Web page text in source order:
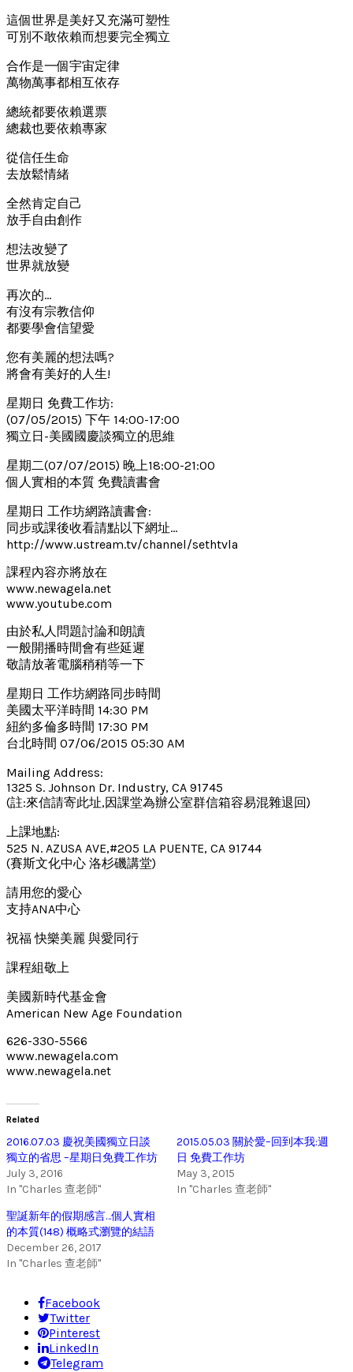
這個世界是美好又充滿可塑性
可別不敢依賴而想要完全獨立
合作是一個宇宙定律
萬物萬事都相互依存
總統都要依賴選票
總裁也要依賴專家
從信任生命
去放鬆情緒
全然肯定自己
放手自由創作
想法改變了
世界就放變
再次的…
有沒有宗教信仰
都要學會信望愛
您有美麗的想法嗎?
將會有美好的人生!
星期日 免費工作坊:
(07/05/2015) 下午 14:00-17:00
獨立日-美國國慶談獨立的思維
星期二(07/07/2015) 晚上18:00-21:00
個人實相的本質 免費讀書會
星期日 工作坊網路讀書會:
同步或課後收看請點以下網址…
http://www.ustream.tv/channel/sethtvla
課程內容亦將放在
www.newagela.net
www.youtube.com
由於私人問題討論和朗讀
一般開播時間會有些延遲
敬請放著電腦稍稍等一下
星期日 工作坊網路同步時間
美國太平洋時間 14:30 PM
紐約多倫多時間 17:30 PM
台北時間 07/06/2015 05:30 AM
Mailing Address:
1325 S. Johnson Dr. Industry, CA 91745
(註:來信請寄此址,因課堂為辦公室群信箱容易混雜退回)
上課地點:
525 N. AZUSA AVE,#205 LA PUENTE, CA 91744
(賽斯文化中心 洛杉磯講堂)
請用您的愛心
支持ANA中心
祝福 快樂美麗 與愛同行
課程組敬上
美國新時代基金會
American New Age Foundation
626-330-5566
www.newagela.com
www.newagela.net
Related
2016.07.03 慶祝美國獨立日談
獨立的省思 –星期日免費工作坊
July 3, 2016
In "Charles 查老師"
2015.05.03 關於愛–回到本我:週
日 免費工作坊
May 3, 2015
In "Charles 查老師"
聖誕新年的假期感言…個人實相
的本質(148) 概略式瀏覽的結語
December 26, 2017
In "Charles 查老師"
Facebook
Twitter
Pinterest
LinkedIn
Telegram